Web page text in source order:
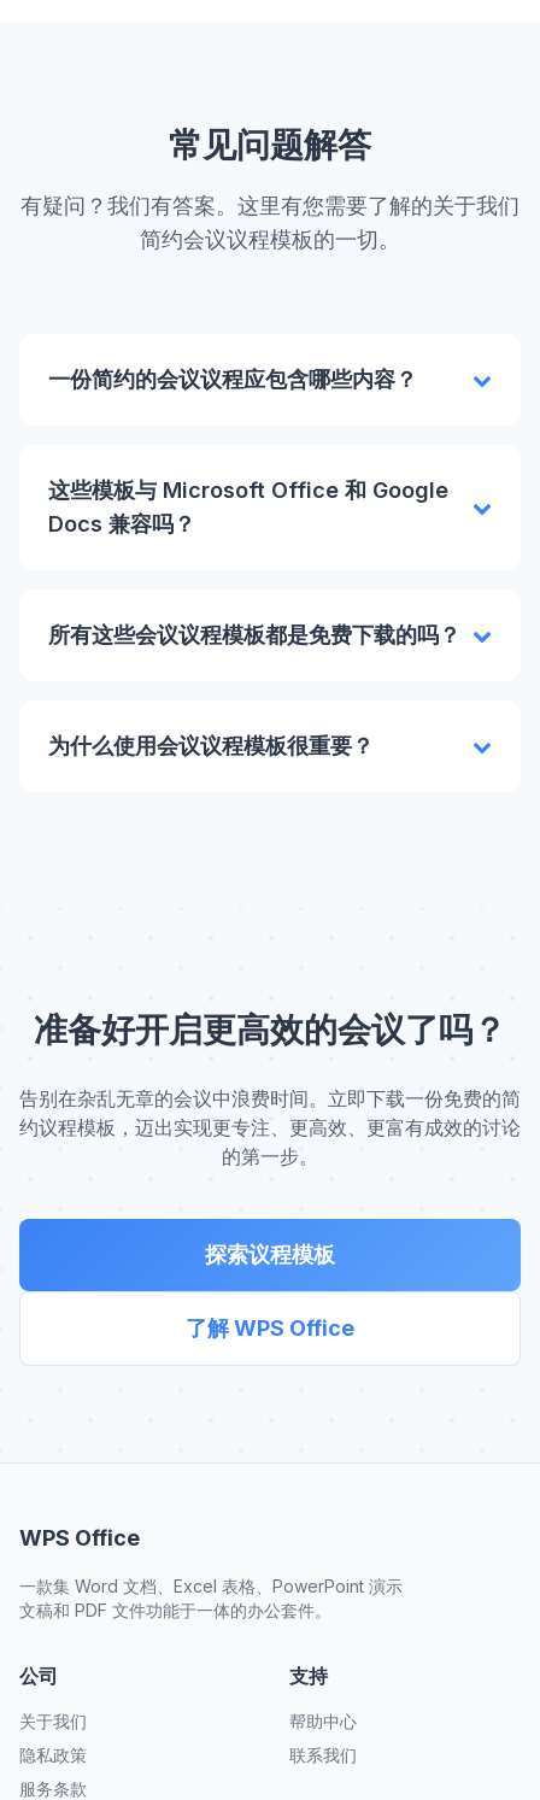
常见问题解答
有疑问？我们有答案。这里有您需要了解的关于我们
简约会议议程模板的一切。
一份简约的会议议程应包含哪些内容？
这些模板与 Microsoft Office 和 Google
Docs 兼容吗？
所有这些会议议程模板都是免费下载的吗？
为什么使用会议议程模板很重要？
准备好开启更高效的会议了吗？
告别在杂乱无章的会议中浪费时间。立即下载一份免费的简
约议程模板，迈出实现更专注、更高效、更富有成效的讨论
的第一步。
探索议程模板
了解 WPS Office
WPS Office
一款集 Word 文档、Excel 表格、PowerPoint 演示
文稿和 PDF 文件功能于一体的办公套件。
公司
关于我们
隐私政策
服务条款
支持
帮助中心
联系我们